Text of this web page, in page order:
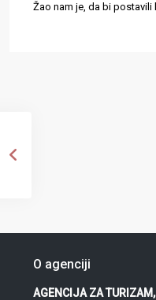
Žao nam je, da bi postavili
O agenciji
AGENCIJA ZA